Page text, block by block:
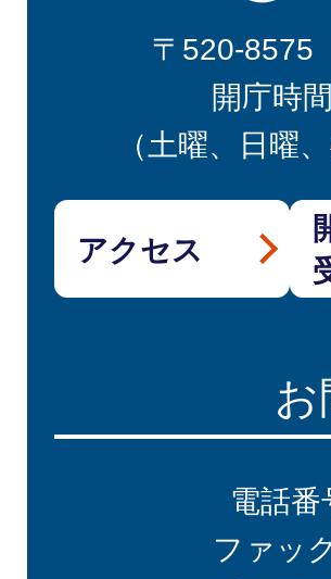
〒520-8575
開庁時
（土曜、日曜
アクセス
お
電話番
ファッ